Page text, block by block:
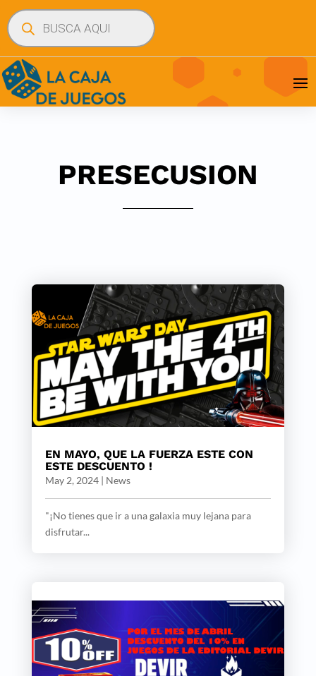
Búsqueda
de
productos
PRESECUSION
EN MAYO, QUE LA FUERZA ESTE CON
ESTE DESCUENTO !
May 2, 2024| News
"¡No tienes que ir a una galaxia muy lejana para
disfrutar...